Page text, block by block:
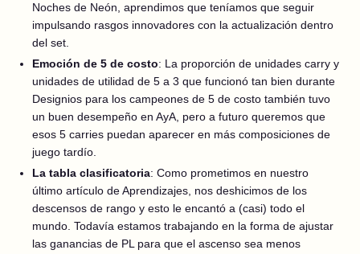
Noches de Neón, aprendimos que teníamos que seguir
impulsando rasgos innovadores con la actualización dentro
del set.
Emoción de 5 de costo: La proporción de unidades carry y
unidades de utilidad de 5 a 3 que funcionó tan bien durante
Designios para los campeones de 5 de costo también tuvo
un buen desempeño en AyA, pero a futuro queremos que
esos 5 carries puedan aparecer en más composiciones de
juego tardío.
La tabla clasificatoria: Como prometimos en nuestro
último artículo de Aprendizajes, nos deshicimos de los
descensos de rango y esto le encantó a (casi) todo el
mundo. Todavía estamos trabajando en la forma de ajustar
las ganancias de PL para que el ascenso sea menos